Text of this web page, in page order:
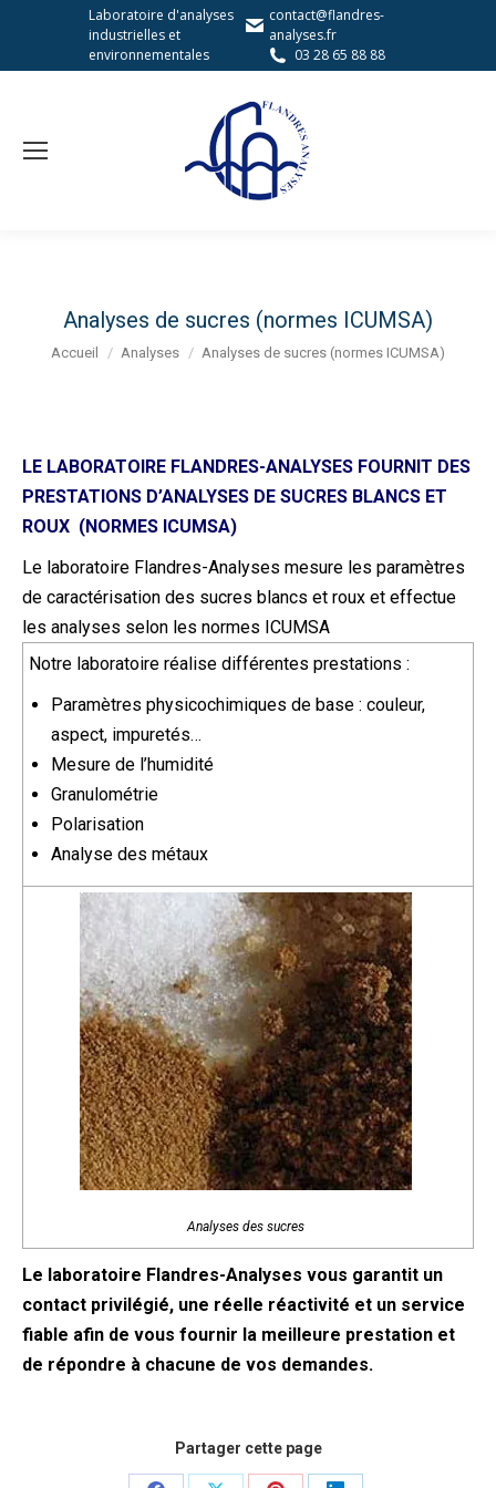
Laboratoire d'analyses
industrielles et
environnementales
contact@flandres-
analyses.fr
03 28 65 88 88
Analyses de sucres (normes ICUMSA)
Vous êtes ici :
Accueil Analyses Analyses de sucres (normes ICUMSA)
LE LABORATOIRE FLANDRES-ANALYSES FOURNIT DES
PRESTATIONS D’ANALYSES DE SUCRES BLANCS ET
ROUX (NORMES ICUMSA)
Le laboratoire Flandres-Analyses mesure les paramètres
de caractérisation des sucres blancs et roux et effectue
les analyses selon les normes ICUMSA
Notre laboratoire réalise différentes prestations :
Paramètres physicochimiques de base : couleur,
aspect, impuretés…
Mesure de l’humidité
Granulométrie
Polarisation
Analyse des métaux
Analyses des sucres
Le laboratoire Flandres-Analyses vous garantit un
contact privilégié, une réelle réactivité et un service
fiable afin de vous fournir la meilleure prestation et
de répondre à chacune de vos demandes.
Partager cette page